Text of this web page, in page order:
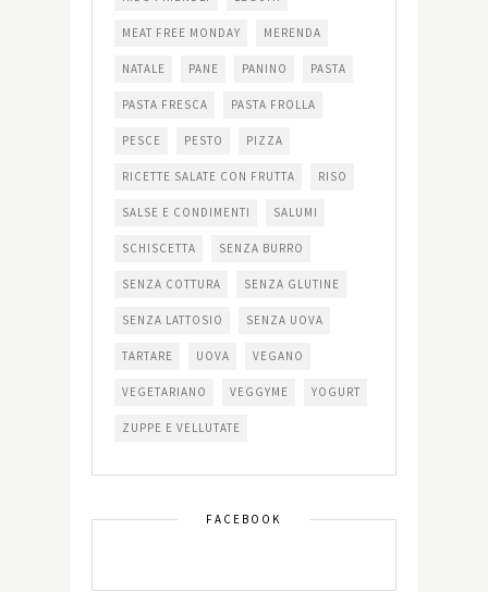
MEAT FREE MONDAY MERENDA
NATALE PANE PANINO PASTA
PASTA FRESCA PASTA FROLLA
PESCE PESTO PIZZA
RICETTE SALATE CON FRUTTA RISO
SALSE E CONDIMENTI SALUMI
SCHISCETTA SENZA BURRO
SENZA COTTURA SENZA GLUTINE
SENZA LATTOSIO SENZA UOVA
TARTARE UOVA VEGANO
VEGETARIANO VEGGYME YOGURT
ZUPPE E VELLUTATE
FACEBOOK